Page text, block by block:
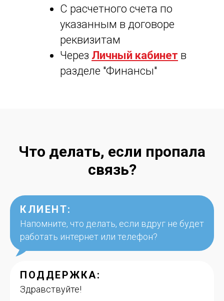
С расчетного счета по
указанным в договоре
реквизитам
Через Личный кабинет в
разделе "Финансы"
Что делать, если пропала
связь?
КЛИЕНТ:
Напомните, что делать, если вдруг не будет
работать интернет или телефон?
ПОДДЕРЖКА:
Здравствуйте!